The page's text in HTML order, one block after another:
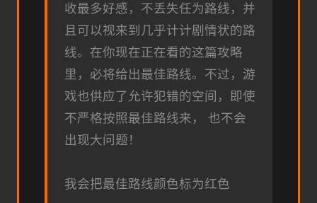
收最多好感，不丢失任为路线，并
且可以视来到几乎计计剧情状的路
线。在你现在正在看的这篇攻略
里，必将给出最佳路线。不过，游
戏也供应了允许犯错的空间，即使
不严格按照最佳路线来， 也不会
出现大问题！
我会把最佳路线颜色标为红色